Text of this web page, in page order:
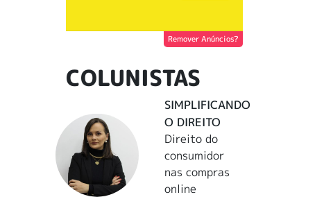
Remover Anúncios?
COLUNISTAS
SIMPLIFICANDO
O DIREITO
Direito do
consumidor
nas compras
online